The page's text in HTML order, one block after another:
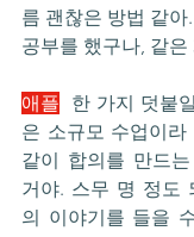
름 괜찮은 방법 같
공부를 했구나, 같
애플
한 가지 덧붙
은 소규모 수업이
같이 합의를 만드
거야. 스무 명 정도
의 이야기를 들을